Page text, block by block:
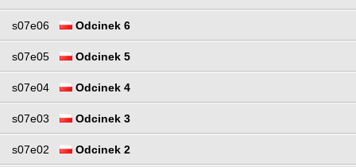
s07e06 Odcinek 6
s07e05 Odcinek 5
s07e04 Odcinek 4
s07e03 Odcinek 3
s07e02 Odcinek 2